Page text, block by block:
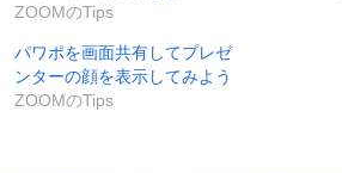
ZOOMのTips
パワポを画面共有してプレゼ
ンターの顔を表示してみよう
ZOOMのTips